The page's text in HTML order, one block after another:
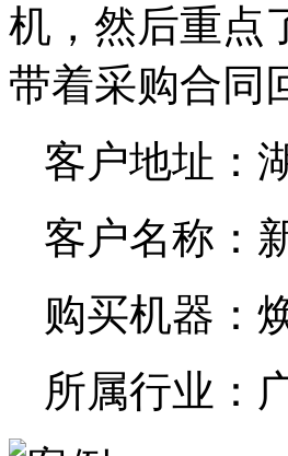
机，然后重点
带着采购合同
客户地址：
客户名称：
购买机器：
所属行业：